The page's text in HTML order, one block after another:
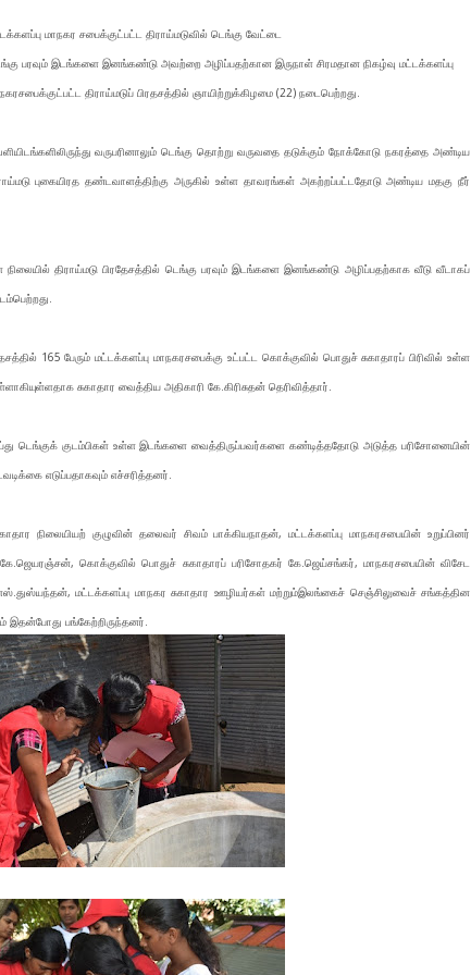
மாநகர சபைக்குட்பட்ட திராய்மடுவில் டெங்கு வேட்டை
பரவும் இடங்களை இனங்கண்டு அவற்றை அழிப்பதற்கான இருநாள் சிரமதான நிகழ்வு மட்டக்களப்பு
திராய்மடுப் பிரதசத்தில் ஞாயிற்றுக்கிழமை (22) நடைபெற்றது.
வருபரினாலும் டெங்கு தொற்று வருவதை தடுக்கும் நோக்கோடு நகரத்தை அண்டிய
புகையிரத தண்டவாளத்திற்கு அருகில் உள்ள தாவரங்கள் அகற்றப்பட்டதோடு அண்டிய மதகு நீர்
திராய்மடு பிரதேசத்தில் டெங்கு பரவும் இடங்களை இனங்கண்டு அழிப்பதற்காக வீடு வீடாகப்
165 பேரும் மட்டக்களப்பு மாநகரசபைக்கு உட்பட்ட கொக்குவில் பொதுச் சுகாதாரப் பிரிவில் உள்ள
சுகாதார வைத்திய அதிகாரி கே.கிரிசுதன் தெரிவித்தார்.
டெங்குக் குடம்பிகள் உள்ள இடங்களை வைத்திருப்பவர்களை கண்டித்ததோடு அடுத்த பரிசோனையின்
எடுப்பதாகவும் எச்சரித்தனர்.
நிலையியற் குழுவின் தலைவர் சிவம் பாக்கியநாதன், மட்டக்களப்பு மாநகரசபையின் உறுப்பினர்
கே.ஜெயரஞ்சன், கொக்குவில் பொதுச் சுகாதாரப் பரிசோதகர் கே.ஜெய்சங்கர், மாநகரசபையின் விசேட
எஸ்.துஸ்யந்தன், மட்டக்களப்பு மாநகர சுகாதார ஊழியர்கள் மற்றும்இலங்கைச் செஞ்சிலுவைச் சங்கத்தின
இதன்போது பங்கேற்றிருந்தனர்.